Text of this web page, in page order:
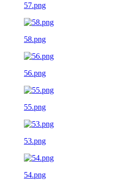
57.png
58.png
56.png
55.png
53.png
54.png